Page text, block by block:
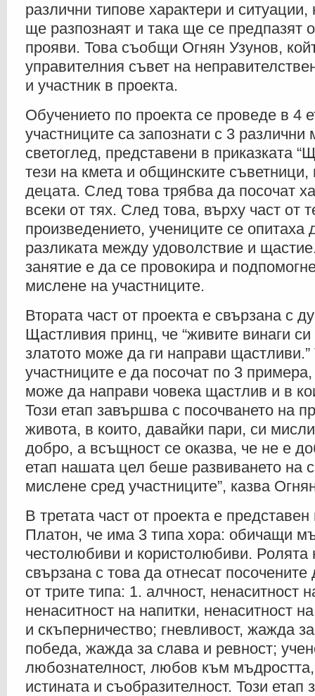
различни типове характери и
ще разпознаят и така ще се предпазят
прояви. Това съобщи Огнян Узунов,
управителния съвет на
и участник в проекта.
Обучението по проекта се проведе в 4
участниците са запознати с 3 различни
светоглед, представени в приказката
тези на кмета и общинските съветници,
децата. След това трябва да посочат
всеки от тях. След това, върху част от
произведението, учениците се опитаха
разликата между удоволствие и
занятие е да се провокира и
мислене на участниците.
Втората част от проекта е свързана с
Щастливия принц, че “живите винаги си
златото може да ги направи щастливи.”
участниците е да посочат по 3 примера,
може да направи човека щастлив и в
Този етап завършва с посочването на
живота, в които, давайки пари, си
добро, а всъщност се оказва, че не е
етап нашата цел беше развиването на
мислене сред участниците”, казва
В третата част от проекта е
Платон, че има 3 типа хора: обичащи
честолюбиви и користолюбиви. Ролята
свързана с това да отнесат
от трите типа: 1. алчност, ненаситност
ненаситност на напитки, ненаситност
и скъперничество; гневливост, жажда
победа, жажда за слава и ревност;
любознателност, любов към
истината и съобразителност. Този етап